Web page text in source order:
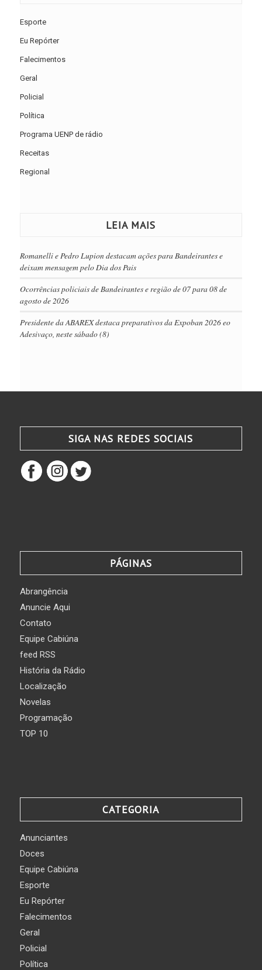
Esporte
Eu Repórter
Falecimentos
Geral
Policial
Política
Programa UENP de rádio
Receitas
Regional
LEIA MAIS
Romanelli e Pedro Lupion destacam ações para Bandeirantes e
deixam mensagem pelo Dia dos Pais
Ocorrências policiais de Bandeirantes e região de 07 para 08 de
agosto de 2026
Presidente da ABAREX destaca preparativos da Expoban 2026 eo
Adesivaço, neste sábado (8)
SIGA NAS REDES SOCIAIS
PÁGINAS
Abrangência
Anuncie Aqui
Contato
Equipe Cabiúna
feed RSS
História da Rádio
Localização
Novelas
Programação
TOP 10
CATEGORIA
Anunciantes
Doces
Equipe Cabiúna
Esporte
Eu Repórter
Falecimentos
Geral
Policial
Política